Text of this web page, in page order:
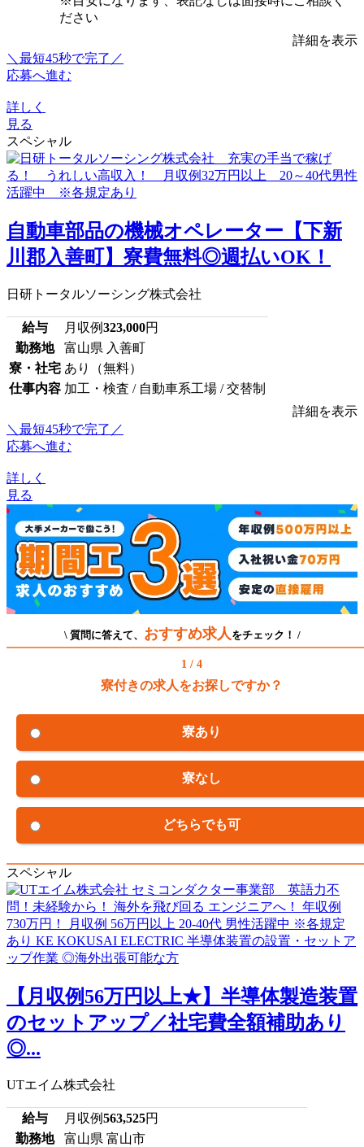
ださい
詳細を表示
＼最短45秒で完了／
応募へ進む
詳しく
見る
スペシャル
自動車部品の機械オペレーター【下新
川郡入善町】寮費無料◎週払いOK！
日研トータルソーシング株式会社
給与 月収例323,000円
勤務地
富山県 入善町
寮・社宅 あり（無料）
仕事内容 加工・検査 / 自動車系工場 / 交替制
詳細を表示
＼最短45秒で完了／
応募へ進む
詳しく
見る
\ 質問に答えて、 おすすめ求人 をチェック！ /
1 / 4
寮付きの求人をお探しですか？
寮あり
寮なし
どちらでも可
スペシャル
【月収例56万円以上★】半導体製造装置
のセットアップ／社宅費全額補助あり
◎...
UTエイム株式会社
給与 月収例563,525円
勤務地
富山県 富山市